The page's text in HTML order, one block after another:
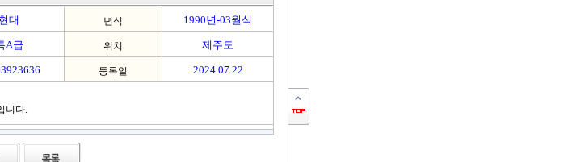
현대 년식 1990년-03월식
A급 위치 제주도
등록일 2024.07.22
니다.